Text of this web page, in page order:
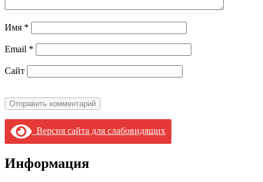
Имя *
Email *
Сайт
Версия сайта для слабовидящих
Информация